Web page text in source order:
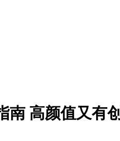
南 高颜值又有